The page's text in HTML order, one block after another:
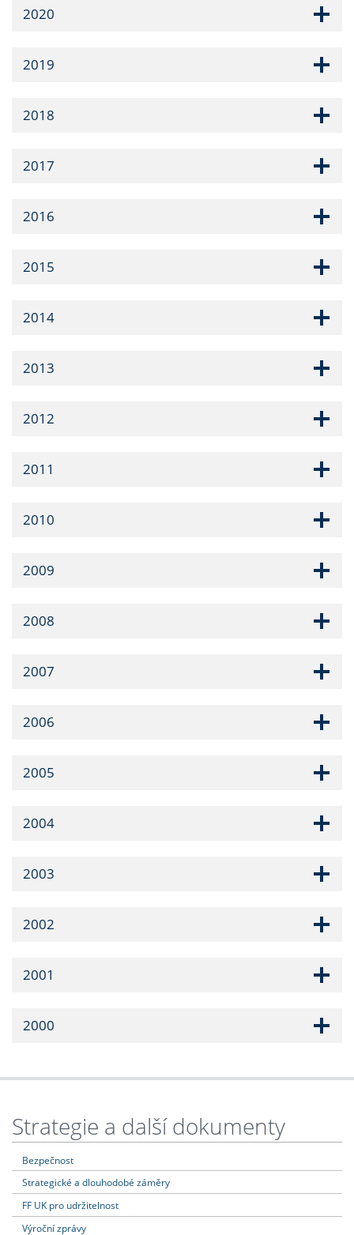
2020
2019
2018
2017
2016
2015
2014
2013
2012
2011
2010
2009
2008
2007
2006
2005
2004
2003
2002
2001
2000
Strategie a další dokumenty
Bezpečnost
Strategické a dlouhodobé záměry
FF UK pro udržitelnost
Výroční zprávy